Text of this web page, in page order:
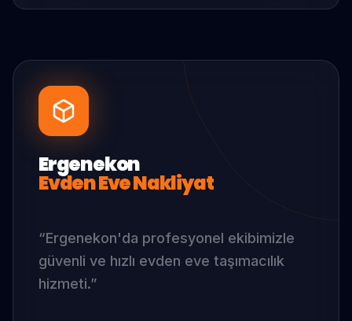
Ergenekon
Evden Eve Nakliyat
“Ergenekon'da profesyonel ekibimizle
güvenli ve hızlı evden eve taşımacılık
hizmeti.”